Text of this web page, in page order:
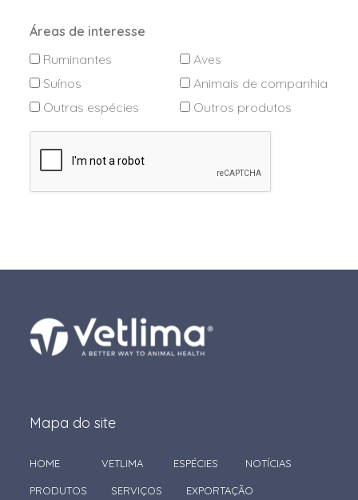
Áreas de interesse
Ruminantes
Aves
Suínos
Animais de companhia
Outras espécies
Outros produtos
Mapa do site
HOME VETLIMA ESPÉCIES NOTÍCIAS
PRODUTOS SERVIÇOS EXPORTAÇÃO